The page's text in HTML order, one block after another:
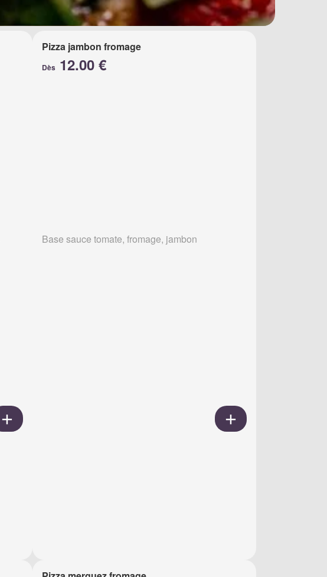
Pizza jambon fromage
Dès 12.00 €
Base sauce tomate, fromage, jambon